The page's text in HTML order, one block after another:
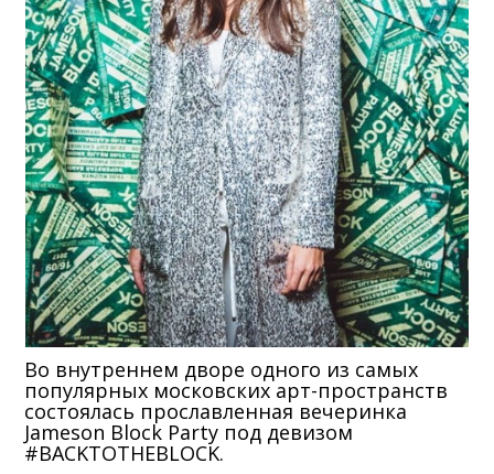
Во внутреннем дворе одного из самых
популярных московских арт-пространств
состоялась прославленная вечеринка
Jameson Block Party под девизом
#BACKTOTHEBLOCK.